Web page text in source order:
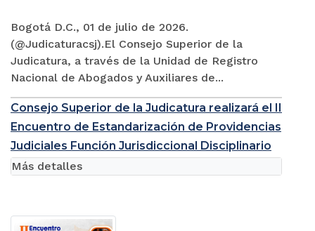
Bogotá D.C., 01 de julio de 2026.
(@Judicaturacsj).El Consejo Superior de la
Judicatura, a través de la Unidad de Registro
Nacional de Abogados y Auxiliares de...
Consejo Superior de la Judicatura realizará el II
Encuentro de Estandarización de Providencias
Judiciales Función Jurisdiccional Disciplinario
Más detalles